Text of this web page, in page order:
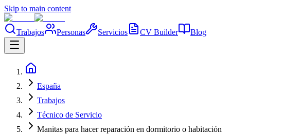
Skip to main content
Trabajos Personas Servicios CV Builder Blog
España
Trabajos
Técnico de Servicio
Manitas para hacer reparación en dormitorio o habitación